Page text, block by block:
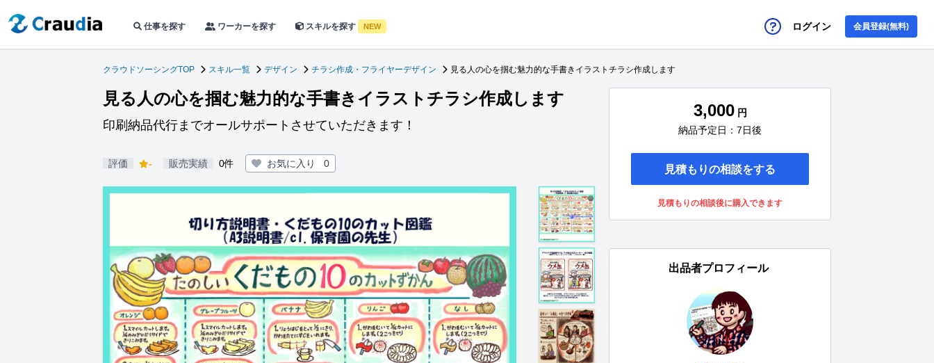
仕事を探す ワーカーを探す スキルを探す NEW ログイン 会員登録(無料)
クラウドソーシングTOP スキル一覧 デザイン チラシ作成・フライヤーデザイン 見る人の心を掴む魅力的な手書きイラストチラシ作成します
見る人の心を掴む魅力的な手書きイラストチラシ作成します
印刷納品代行までオールサポートさせていただきます！
評価 - 販売実績 0件 お気に入り 0
3,000 円
納品予定日：7日後
見積もりの相談をする
見積もりの相談後に購入できます
出品者プロフィール